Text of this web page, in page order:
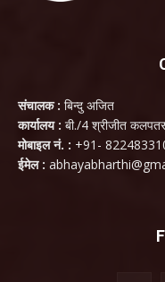
संचालक : बिन्दु अजित
कार्यालय : बी./4 श्रीजीत
मोबाइल नं. : +91-
ईमेल :